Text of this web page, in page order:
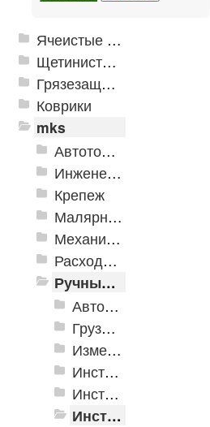
Ячеистые грязезащитные покрытия
Щетинистые покрытия
Грязезащитные, влаговпитывающие покрытия
Коврики
mks
Автотовары
Инженерная сантехника и инструменты
Крепеж
Малярно-штукатурные инструменты
Механизированные инструменты
Расходные инструменты
Ручные инструменты
Автомобильные инструменты
Грузоподъёмное оборудование
Измерительные инструменты
Инструмент для крепления листовых материалов
Инструменты для крепления листовых материалов
Инструменты по кафелю и стеклу